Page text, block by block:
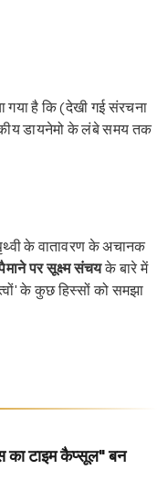
है कि (देखी गई संरचना
डायनेमो के लंबे समय तक
के वातावरण के अचानक
पर सूक्ष्म संचयके बारे में
के कुछ हिस्सों को समझा
का टाइम कैप्सूल" बन